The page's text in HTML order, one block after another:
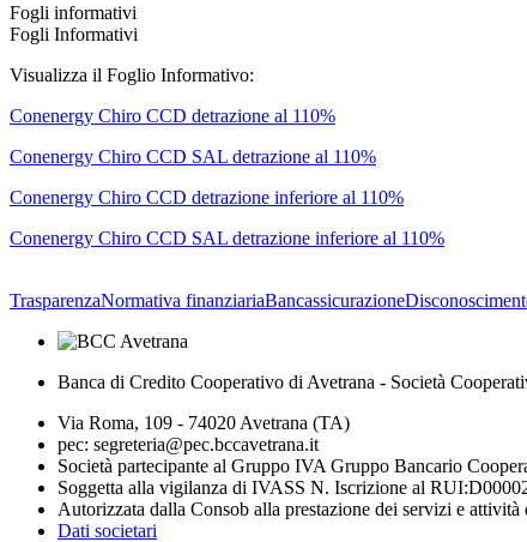
Fogli informativi
Fogli Informativi
Visualizza il Foglio Informativo:
Conenergy Chiro CCD detrazione al 110%
Conenergy Chiro CCD SAL detrazione al 110%
Conenergy Chiro CCD detrazione inferiore al 110%
Conenergy Chiro CCD SAL detrazione inferiore al 110%
TrasparenzaNormativa finanziariaBancassicurazione
Banca di Credito Cooperativo di Avetrana - Società
Via Roma, 109 - 74020 Avetrana (TA)
pec: segreteria@pec.bccavetrana.it
Società partecipante al Gruppo IVA Gruppo Bancario
Soggetta alla vigilanza di IVASS N. Iscrizione al
Autorizzata dalla Consob alla prestazione dei servizi e attività
Dati societari